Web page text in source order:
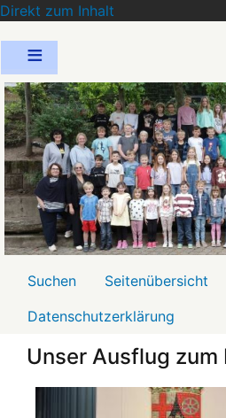
Direkt zum Inhalt
Menü2
Suchen Seitenübersicht
Datenschutzerklärung
Unser Ausflug zum